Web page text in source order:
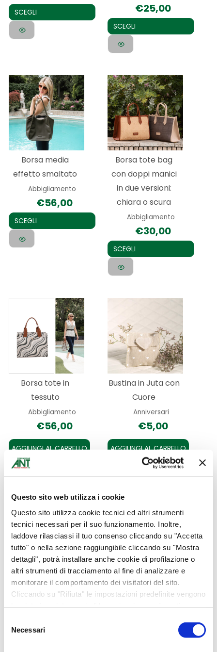
Questo sito web utilizza i cookie
Questo sito utilizza cookie tecnici ed altri strumenti
tecnici necessari per il suo funzionamento. Inoltre,
laddove rilasciassi il tuo consenso cliccando su "Accetta
tutto" o nella sezione raggiungibile cliccando su "Mostra
dettagli", potrà installare anche cookie di profilazione o
altri strumenti di tracciamento al fine di analizzare e
monitorare il comportamento dei visitatori del sito.
Cliccando su "Rifiuta" le impostazioni predefinite vengono
quello tecnico. Per maggiori informazioni visualizza la
delNecessari
SCEGLI €25,00
SCEGLI
del
Borsa media
effetto smaltato
Abbigliamento
€56,00
SCEGLI
Questo
prodotto
ha
più
varianti.
Le
opzioni
possono
essere
scelte
Borsa tote bag
con doppi manici
in due versioni:
chiara o scura
Abbigliamento
€30,00
SCEGLI
Questo
prodotto
ha
più
varianti.
Le
opzioni
possono
essere
scelte
nella
pagina
Borsa tote in
tessuto
Abbigliamento
€56,00
AGGIUNGI AL CARRELLO
Bustina in Juta con
Cuore
Anniversari
€5,00
AGGIUNGI AL CARRELLO
Disco Vinile “TRA I
MIEI DISORDINI”
€25,00
DONA PER BIMBI IN
ANT una visita
specialistica per
prodotto
ha
più
varianti.
Le
opzioni